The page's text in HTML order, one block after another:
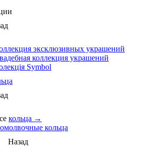
эксклюзивных украшений
коллекция украшений
Symbol
кольца →
кольца
Назад